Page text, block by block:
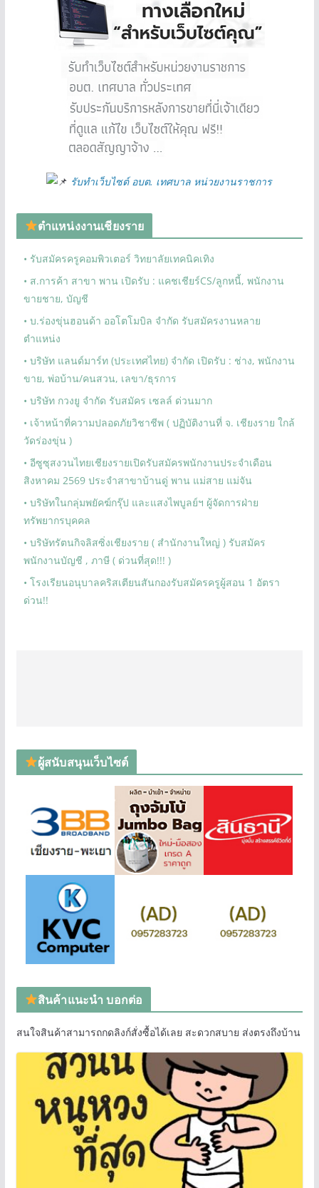
รับทำเว็บไซต์ อบต. เทศบาล หน่วยงานราชการ
ตำแหน่งงานเชียงราย
• รับสมัครครูคอมพิวเตอร์ วิทยาลัยเทคนิคเทิง
• ส.การค้า สาขา พาน เปิดรับ : แคชเชียร์CS/ลูกหนี้, พนักงาน
ขายชาย, บัญชี
• บ.ร่องขุ่นฮอนด้า ออโตโมบิล จำกัด รับสมัครงานหลาย
ตำแหน่ง
• บริษัท แลนด์มาร์ท (ประเทศไทย) จำกัด เปิดรับ : ช่าง, พนักงาน
ขาย, พ่อบ้าน/คนสวน, เลขา/ธุรการ
• บริษัท กวงยู จำกัด รับสมัคร เซลล์ ด่วนมาก
• เจ้าหน้าที่ความปลอดภัยวิชาชีพ ( ปฏิบัติงานที่ จ. เชียงราย ใกล้
วัดร่องขุ่น )
• อีซูซุสงวนไทยเชียงรายเปิดรับสมัครพนักงานประจำเดือน
สิงหาคม 2569 ประจำสาขาบ้านดู่ พาน แม่สาย แม่จัน
• บริษัทในกลุ่มพยัคฆ์กรุ๊ป และแสงไพบูลย์ฯ ผู้จัดการฝ่าย
ทรัพยากรบุคคล
• บริษัทรัตนกิจลิสซิ่งเชียงราย ( สำนักงานใหญ่ ) รับสมัคร
พนักงานบัญชี , ภาษี ( ด่วนที่สุด!!! )
• โรงเรียนอนุบาลคริสเตียนสันกองรับสมัครครูผู้สอน 1 อัตรา
ด่วน!!
ผู้สนับสนุนเว็บไซต์
สินค้าแนะนำ บอกต่อ
สนใจสินค้าสามารถกดลิงก์สั่งซื้อได้เลย สะดวกสบาย ส่งตรงถึงบ้าน